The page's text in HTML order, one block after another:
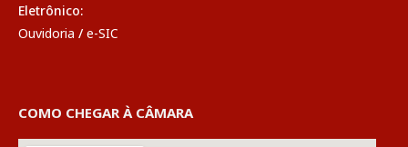
Eletrônico:
Ouvidoria / e-SIC
COMO CHEGAR À CÂMARA